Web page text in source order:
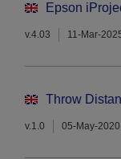
Epson
v.4.03 11-Mar-
Throw
v.1.0 05-May-2020